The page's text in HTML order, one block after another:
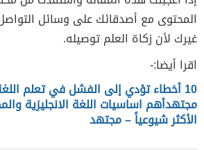
المحتوى مع أصدقائك على وسائل التواصل
غيرك لأن زكاة العلم توصيله.
اقرا أيضا:-
10 أخطاء تؤدي إلى الفشل في تعلم
مجتهدأهم اساسيات اللغة الانجليزية
الأكثر شيوعياً – مجتهد